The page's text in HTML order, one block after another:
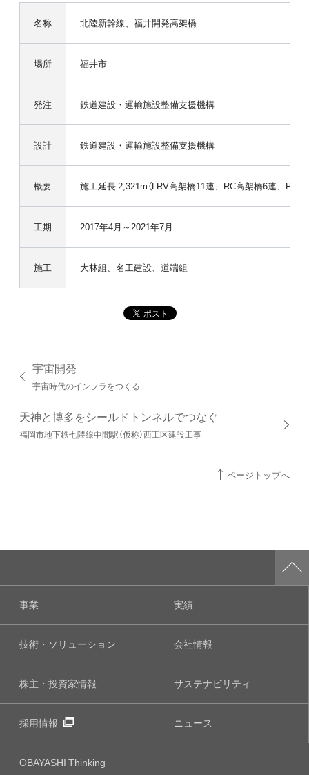
名称 北陸新幹線、福井開発高架橋
場所 福井市
発注 鉄道建設・運輸施設整備支援機構
設計 鉄道建設・運輸施設整備支援機構
概要 施工延長 2,321m（LRV高架橋11連、RC高架橋6連、PC
工期 2017年4月～2021年7月
施工 大林組、名工建設、道端組
宇宙開発
宇宙時代のインフラをつくる
天神と博多をシールドトンネルでつなぐ
福岡市地下鉄七隈線中間駅（仮称）西工区建設工事
ページトップへ
事業 実績
技術・ソリューション 会社情報
株主・投資家情報 サステナビリティ
採用情報 ニュース
OBAYASHIThinking